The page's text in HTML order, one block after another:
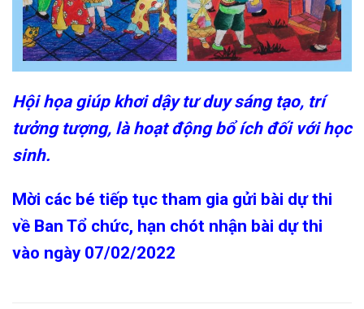
Hội họa giúp khơi dậy tư duy sáng tạo, trí
tưởng tượng, là hoạt động bổ ích đối với học
sinh.
Mời các bé tiếp tục tham gia gửi bài dự thi
về Ban Tổ chức, hạn chót nhận bài dự thi
vào ngày 07/02/2022